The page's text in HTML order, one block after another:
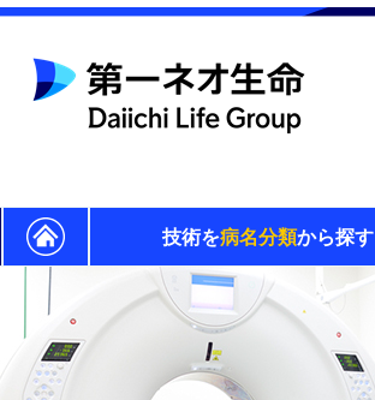
技術を病名分類から探す